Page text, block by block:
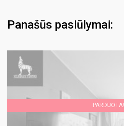
Panašūs pasiūlymai:
PARDUOTA!